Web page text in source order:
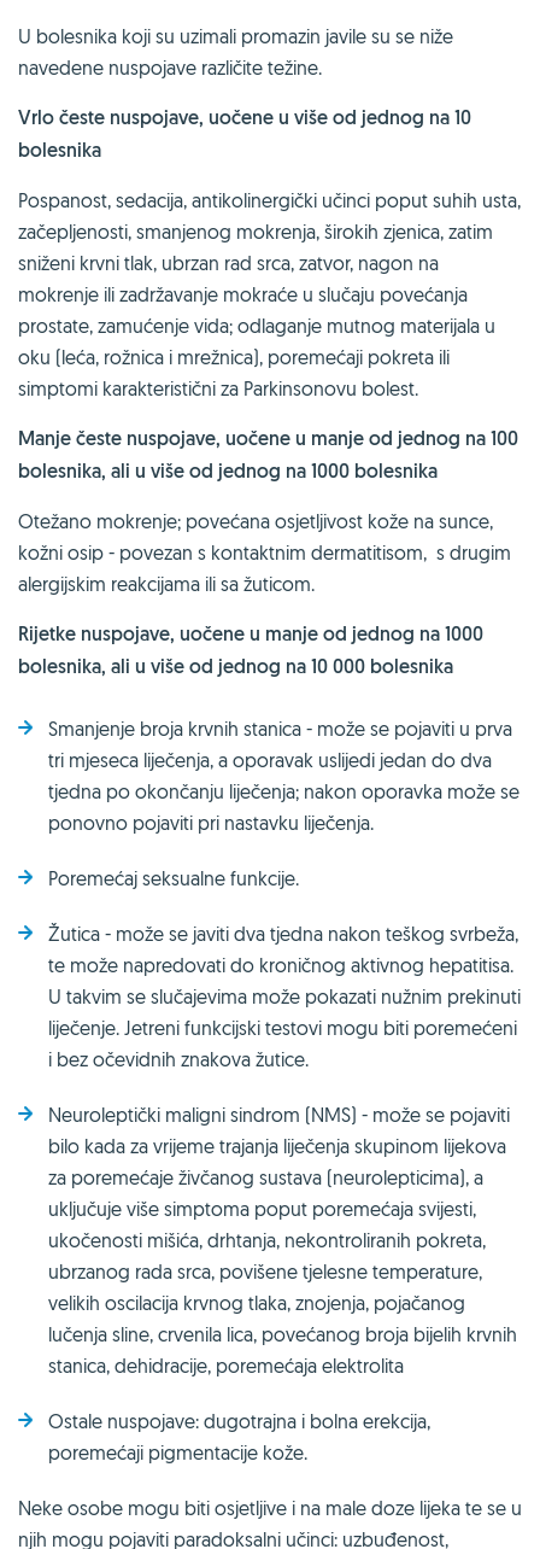
U bolesnika koji su uzimali promazin javile su se niže
navedene nuspojave različite težine.
Vrlo česte nuspojave, uočene u više od jednog na 10
bolesnika
Pospanost, sedacija, antikolinergički učinci poput suhih usta,
začepljenosti, smanjenog mokrenja, širokih zjenica, zatim
sniženi krvni tlak, ubrzan rad srca, zatvor, nagon na
mokrenje ili zadržavanje mokraće u slučaju povećanja
prostate, zamućenje vida; odlaganje mutnog materijala u
oku (leća, rožnica i mrežnica), poremećaji pokreta ili
simptomi karakteristični za Parkinsonovu bolest.
Manje česte nuspojave, uočene u manje od jednog na 100
bolesnika, ali u više od jednog na 1000 bolesnika
Otežano mokrenje; povećana osjetljivost kože na sunce,
kožni osip - povezan s kontaktnim dermatitisom, s drugim
alergijskim reakcijama ili sa žuticom.
Rijetke nuspojave, uočene u manje od jednog na 1000
bolesnika, ali u više od jednog na 10 000 bolesnika
Smanjenje broja krvnih stanica - može se pojaviti u prva
tri mjeseca liječenja, a oporavak uslijedi jedan do dva
tjedna po okončanju liječenja; nakon oporavka može se
ponovno pojaviti pri nastavku liječenja.
Poremećaj seksualne funkcije.
Žutica - može se javiti dva tjedna nakon teškog svrbeža,
te može napredovati do kroničnog aktivnog hepatitisa.
U takvim se slučajevima može pokazati nužnim prekinuti
liječenje. Jetreni funkcijski testovi mogu biti poremećeni
i bez očevidnih znakova žutice.
Neuroleptički maligni sindrom (NMS) - može se pojaviti
bilo kada za vrijeme trajanja liječenja skupinom lijekova
za poremećaje živčanog sustava (neurolepticima), a
uključuje više simptoma poput poremećaja svijesti,
ukočenosti mišića, drhtanja, nekontroliranih pokreta,
ubrzanog rada srca, povišene tjelesne temperature,
velikih oscilacija krvnog tlaka, znojenja, pojačanog
lučenja sline, crvenila lica, povećanog broja bijelih krvnih
stanica, dehidracije, poremećaja elektrolita
Ostale nuspojave: dugotrajna i bolna erekcija,
poremećaji pigmentacije kože.
Neke osobe mogu biti osjetljive i na male doze lijeka te se u
njih mogu pojaviti paradoksalni učinci: uzbuđenost,